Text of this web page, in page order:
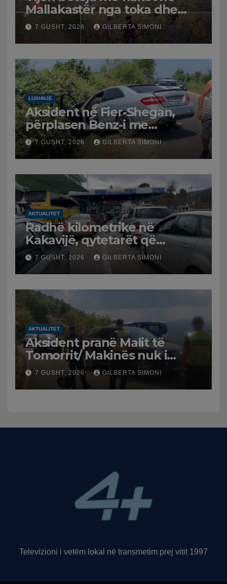
Mallakastër nga toka dhe
nga ajri me dy helikopterë.
7 GUSHT, 2026 GILBERTA SIMONI
LUSHNJË
Aksident në Fier-Shegan,
përplasen Benz-i me
furgonin, plagoset një i
moshuar
7 GUSHT, 2026 GILBERTA SIMONI
AKTUALITET
Radhë kilometrike në
Kakavijë, qytetarët që
kthehen në Shqipëri
bllokohen në temperatura të
larta, pala greke punon me
ritme të ngadalta
7 GUSHT, 2026 GILBERTA SIMONI
AKTUALITET
Aksident pranë Malit të
Tomorrit/ Makinës nuk i
punuan frenat dhe doli nga
rruga, plagosen 7 persona,
dy në gjendje të rëndë te
7 GUSHT, 2026 GILBERTA SIMONI
Televizioni i vetëm lokal në transmetim prej vitit 1997